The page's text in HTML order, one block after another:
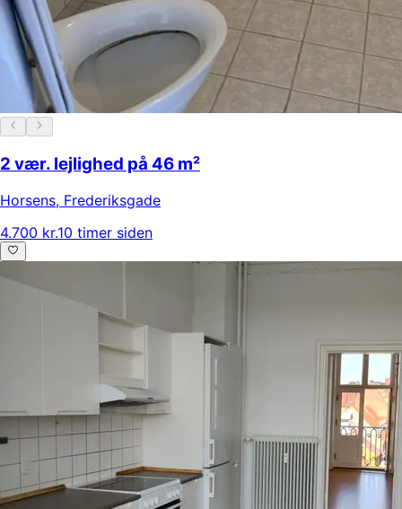
2 vær. lejlighed på 46 m²
Horsens, Frederiksgade
4.700 kr.10 timer siden